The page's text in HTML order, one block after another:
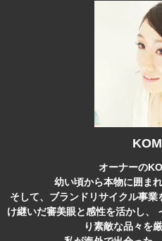
オーナーの
幼い頃から本物に囲ま
そして、ブランドリサイクル事
け継いだ審美眼と感性を活かし、
り素敵な品々を